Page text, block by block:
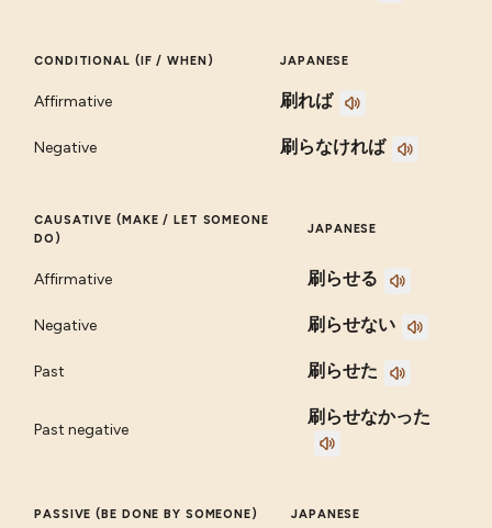
CONDITIONAL (IF / WHEN) JAPANESE
Affirmative 刷れば
Negative 刷らなければ
CAUSATIVE (MAKE / LET SOMEONE
DO)
JAPANESE
Affirmative 刷らせる
Negative 刷らせない
Past 刷らせた
Past negative
刷らせなかった
PASSIVE (BE DONE BY SOMEONE) JAPANESE